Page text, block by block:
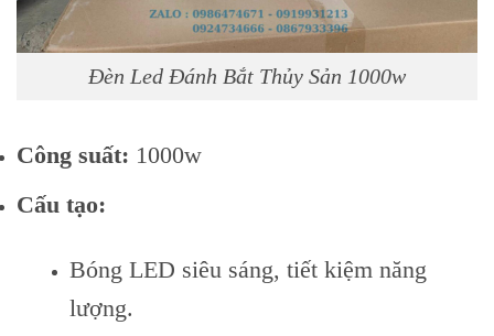
Đèn Led Đánh Bắt Thủy Sản 1000w
Công suất: 1000w
Cấu tạo:
Bóng LED siêu sáng, tiết kiệm năng
lượng.